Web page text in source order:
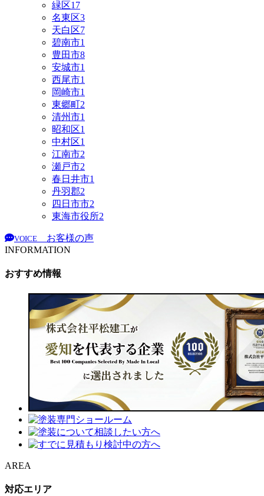
緑区17
名東区3
天白区7
碧南市1
豊田市8
安城市1
西尾市1
岡崎市1
東郷町2
清州市1
昭和区1
中村区1
江南市2
瀬戸市2
春日井市1
丹羽郡2
四日市市2
東海市役所2
VOICE
お客様の声
INFORMATION
おすすめ情報
AREA
対応エリア